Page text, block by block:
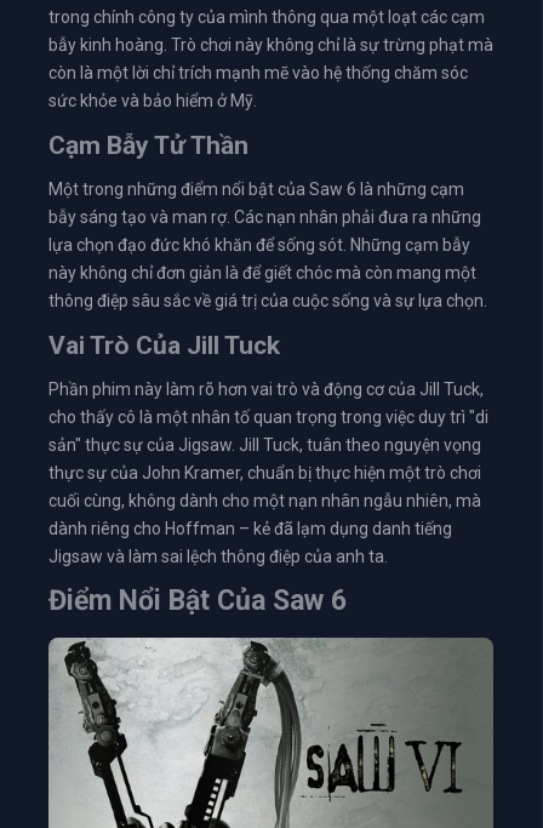
trong chính công ty của mình thông qua một loạt các cạm
bẫy kinh hoàng. Trò chơi này không chỉ là sự trừng phạt mà
còn là một lời chỉ trích mạnh mẽ vào hệ thống chăm sóc
sức khỏe và bảo hiểm ở Mỹ.
Cạm Bẫy Tử Thần
Một trong những điểm nổi bật của Saw 6 là những cạm
bẫy sáng tạo và man rợ. Các nạn nhân phải đưa ra những
lựa chọn đạo đức khó khăn để sống sót. Những cạm bẫy
này không chỉ đơn giản là để giết chóc mà còn mang một
thông điệp sâu sắc về giá trị của cuộc sống và sự lựa chọn.
Vai Trò Của Jill Tuck
Phần phim này làm rõ hơn vai trò và động cơ của Jill Tuck,
cho thấy cô là một nhân tố quan trọng trong việc duy trì "di
sản" thực sự của Jigsaw. Jill Tuck, tuân theo nguyện vọng
thực sự của John Kramer, chuẩn bị thực hiện một trò chơi
cuối cùng, không dành cho một nạn nhân ngẫu nhiên, mà
dành riêng cho Hoffman – kẻ đã lạm dụng danh tiếng
Jigsaw và làm sai lệch thông điệp của anh ta.
Điểm Nổi Bật Của Saw 6